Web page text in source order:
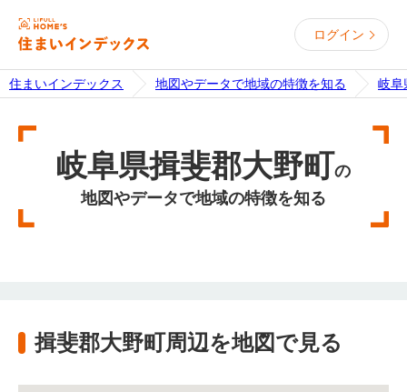
ログイン
住まいインデックス 地図やデータで地域の特徴を知る 岐阜
岐阜県揖斐郡大野町の
地図やデータで地域の特徴を知る
揖斐郡大野町周辺を地図で見る